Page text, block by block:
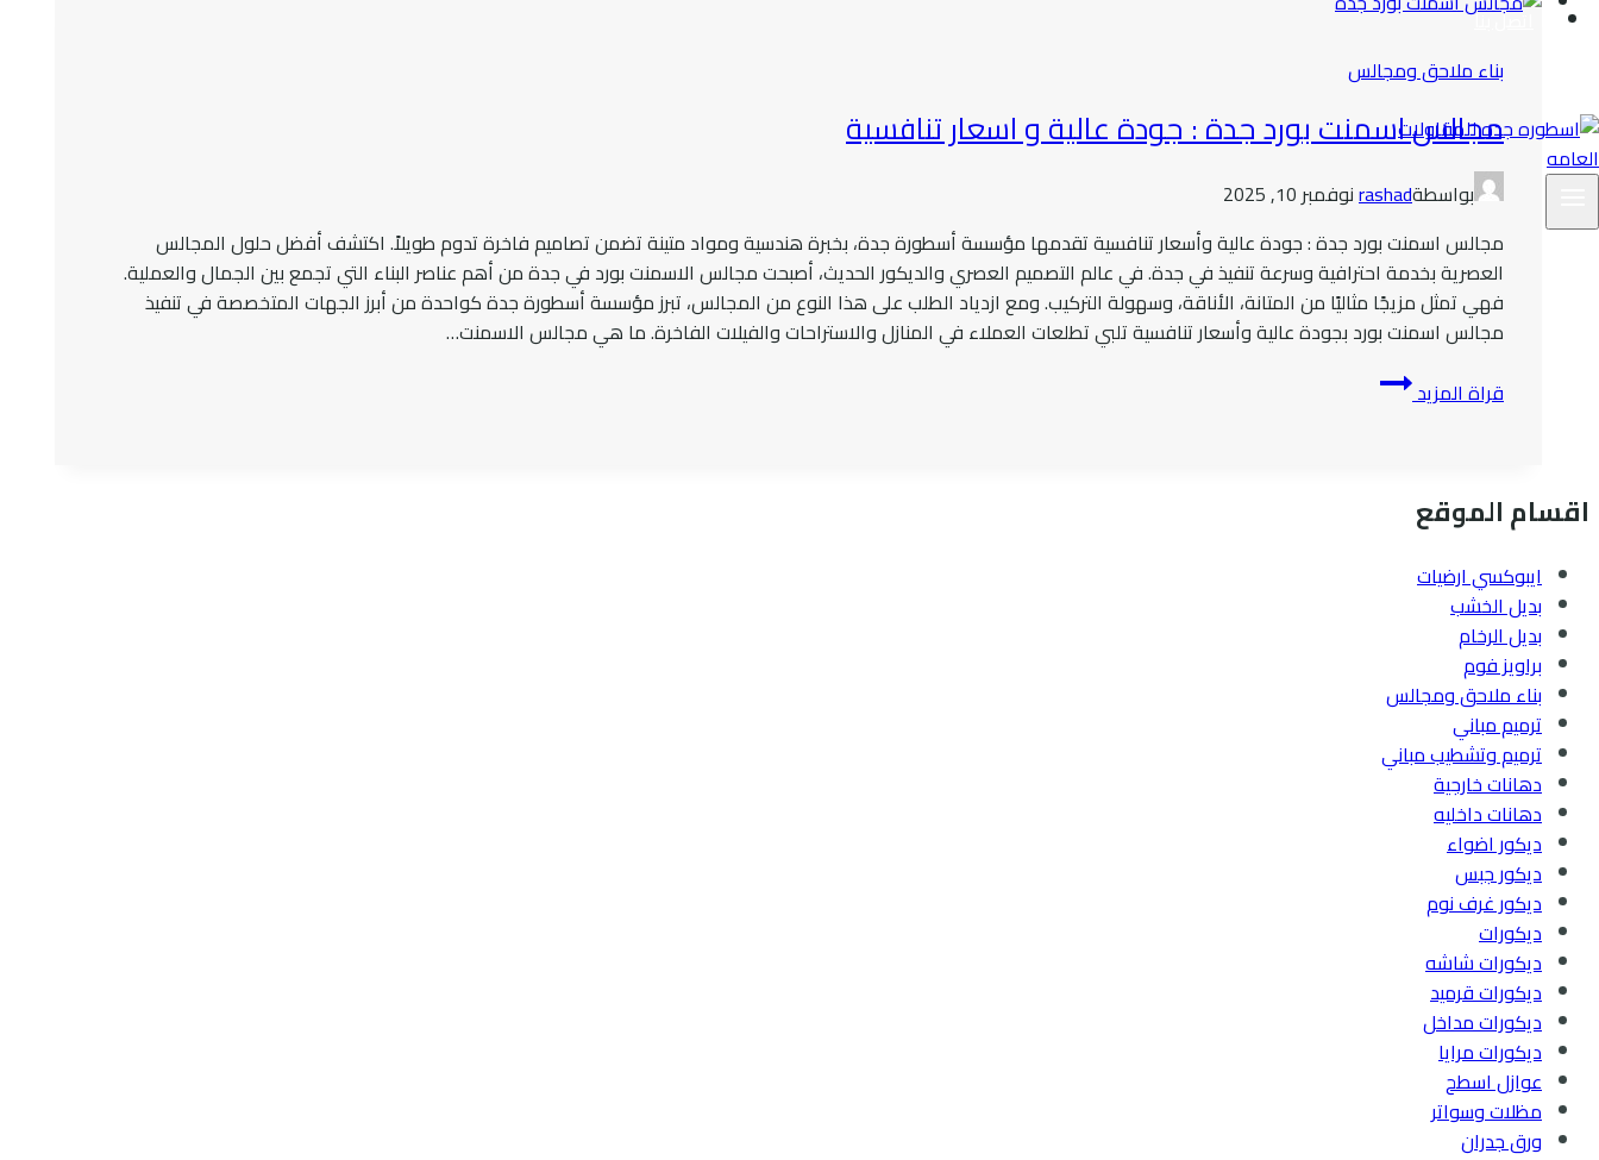
اتصل بنا
بناء ملاحق ومجالس
مجالس اسمنت بورد جدة : جودة عالية و اسعار تنافسية
بواسطةrashadنوفمبر 10, 2025
مجالس اسمنت بورد جدة : جودة عالية وأسعار تنافسية تقدمها مؤسسة أسطورة جدة، بخبرة هندسية ومواد متينة تضمن تصاميم فاخرة تدوم طويلاً. اكتشف أفضل حلول المجالس
العصرية بخدمة احترافية وسرعة تنفيذ في جدة. في عالم التصميم العصري والديكور الحديث، أصبحت مجالس الاسمنت بورد في جدة من أهم عناصر البناء التي تجمع بين الجمال والعملية.
فهي تمثل مزيجًا مثاليًا من المتانة، الأناقة، وسهولة التركيب. ومع ازدياد الطلب على هذا النوع من المجالس، تبرز مؤسسة أسطورة جدة كواحدة من أبرز الجهات المتخصصة في تنفيذ
مجالس اسمنت بورد بجودة عالية وأسعار تنافسية تلبي تطلعات العملاء في المنازل والاستراحات والفيلات الفاخرة. ما هي مجالس الاسمنت…
قراة المزيدمجالس
اسمنت
اقسام الموقع
ايبوكسي ارضيات
بديل الخشب
بديل الرخام
براويز فوم
بناء ملاحق ومجالس
ترميم مباني
ترميم وتشطيب مباني
دهانات خارجية
دهانات داخليه
ديكور اضواء
ديكور جبس
ديكور غرف نوم
ديكورات
ديكورات شاشه
ديكورات قرميد
ديكورات مداخل
ديكورات مرايا
عوازل اسطح
مظلات وسواتر
ورق جدران